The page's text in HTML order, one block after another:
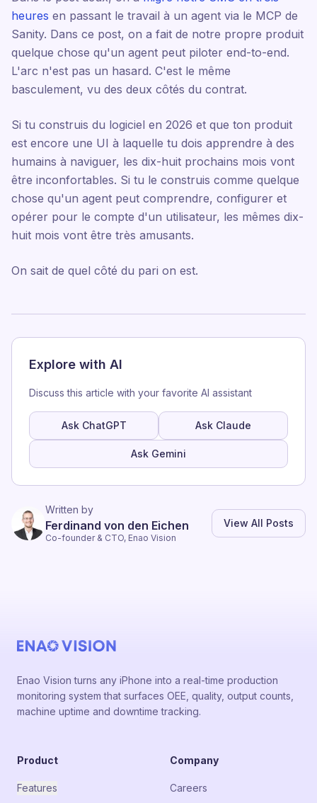
heures en passant le travail à un agent via le MCP de
Sanity. Dans ce post, on a fait de notre propre produit
quelque chose qu'un agent peut piloter end-to-end.
L'arc n'est pas un hasard. C'est le même
basculement, vu des deux côtés du contrat.
Si tu construis du logiciel en 2026 et que ton produit
est encore une UI à laquelle tu dois apprendre à des
humains à naviguer, les dix-huit prochains mois vont
être inconfortables. Si tu le construis comme quelque
chose qu'un agent peut comprendre, configurer et
opérer pour le compte d'un utilisateur, les mêmes dix-
huit mois vont être très amusants.
On sait de quel côté du pari on est.
Explore with AI
Discuss this article with your favorite AI assistant
Ask ChatGPT Ask Claude
Ask Gemini
Written by
Ferdinand von den Eichen
Co-founder & CTO, Enao Vision
View All Posts
Enao Vision turns any iPhone into a real-time production
monitoring system that surfaces OEE, quality, output counts,
machine uptime and downtime tracking.
Product
Features
Company
Careers